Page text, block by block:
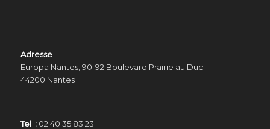
Adresse
Europa Nantes, 90-92 Boulevard Prairie au Duc
44200 Nantes
Tel : 02 40 35 83 23